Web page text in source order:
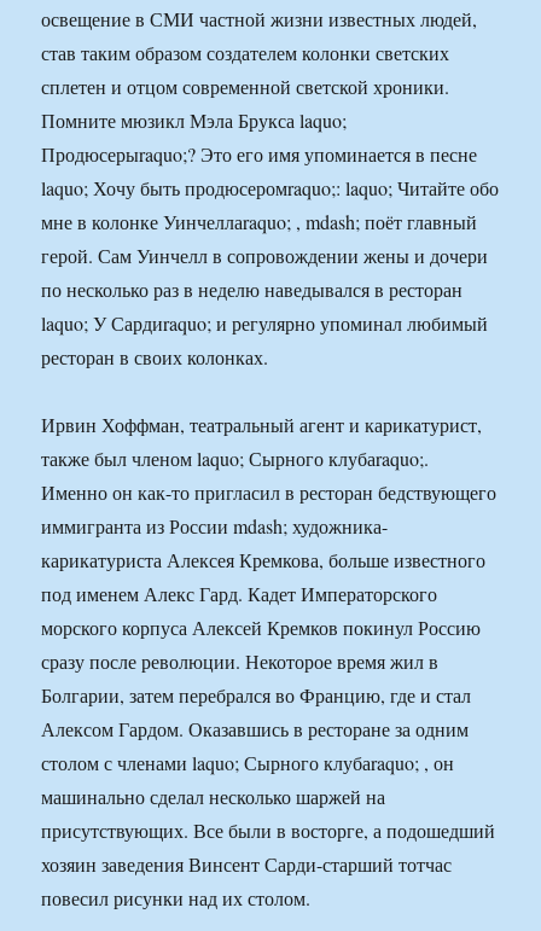
освещение в СМИ частной жизни известных людей,
став таким образом создателем колонки светских
сплетен и отцом современной светской хроники.
Помните мюзикл Мэла Брукса laquo;
Продюсерыraquo;? Это его имя упоминается в песне
laquo; Хочу быть продюсеромraquo;: laquo; Читайте обо
мне в колонке Уинчеллаraquo; , mdash; поёт главный
герой. Сам Уинчелл в сопровождении жены и дочери
по несколько раз в неделю наведывался в ресторан
laquo; У Сардиraquo; и регулярно упоминал любимый
ресторан в своих колонках.
Ирвин Хоффман, театральный агент и карикатурист,
также был членом laquo; Сырного клубаraquo;.
Именно он как-то пригласил в ресторан бедствующего
иммигранта из России mdash; художника-
карикатуриста Алексея Кремкова, больше известного
под именем Алекс Гард. Кадет Императорского
морского корпуса Алексей Кремков покинул Россию
сразу после революции. Некоторое время жил в
Болгарии, затем перебрался во Францию, где и стал
Алексом Гардом. Оказавшись в ресторане за одним
столом с членами laquo; Сырного клубаraquo; , он
машинально сделал несколько шаржей на
присутствующих. Все были в восторге, а подошедший
хозяин заведения Винсент Сарди-старший тотчас
повесил рисунки над их столом.